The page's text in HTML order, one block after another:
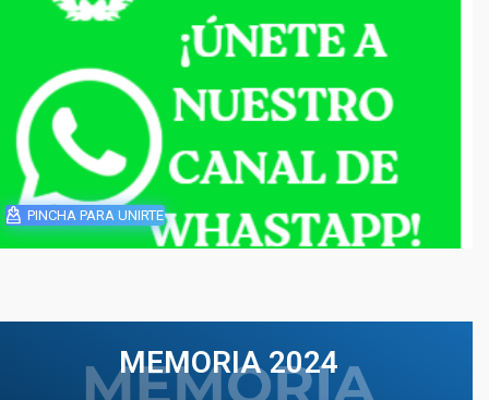
PINCHA PARA UNIRTE
MEMORIA 2024